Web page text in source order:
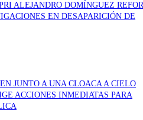
ALEJANDRO DOMÍNGUEZ
EN DESAPARICIÓN DE
JUNTO A UNA CLOACA A CIELO
ACCIONES INMEDIATAS PARA